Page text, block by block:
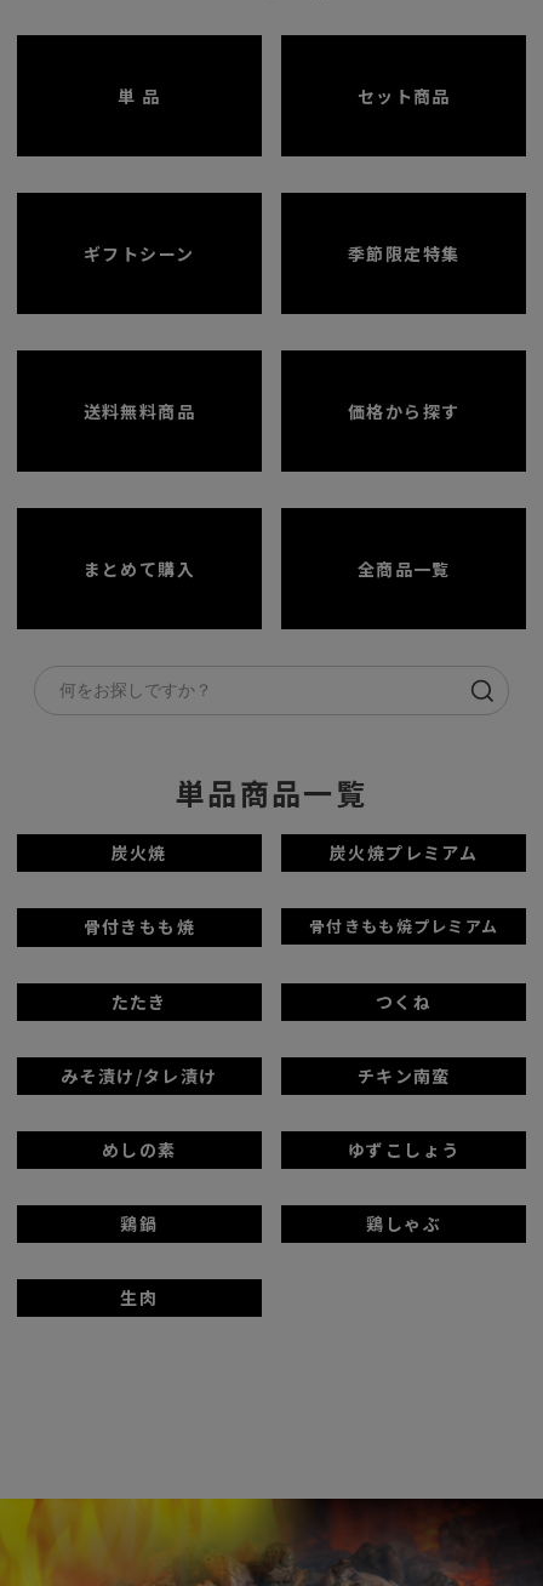
単 品 セット商品
ギフトシーン 季節限定特集
送料無料商品 価格から探す
まとめて購入 全商品一覧
単品商品一覧
炭火焼 炭火焼プレミアム
骨付きもも焼 骨付きもも焼プレミアム
たたき つくね
みそ漬け/タレ漬け チキン南蛮
めしの素 ゆずこしょう
鶏鍋 鶏しゃぶ
生肉